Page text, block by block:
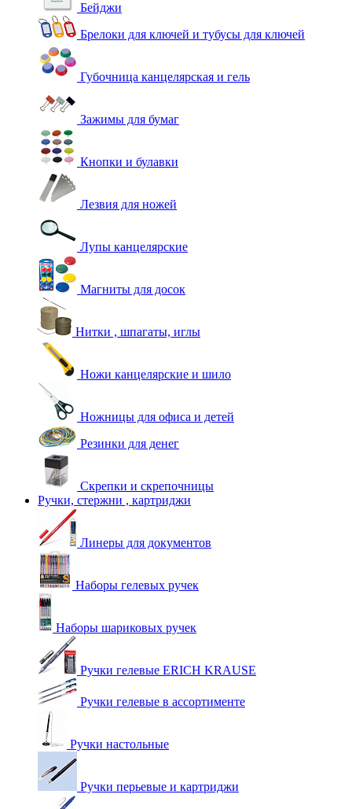
Бейджи
Брелоки для ключей и тубусы для ключей
Губочница канцелярская и гель
Зажимы для бумаг
Кнопки и булавки
Лезвия для ножей
Лупы канцелярские
Магниты для досок
Нитки , шпагаты, иглы
Ножи канцелярские и шило
Ножницы для офиса и детей
Резинки для денег
Скрепки и скрепочницы
Ручки, стержни , картриджи
Линеры для документов
Наборы гелевых ручек
Наборы шариковых ручек
Ручки гелевые ERICH KRAUSE
Ручки гелевые в ассортименте
Ручки настольные
Ручки перьевые и картриджи